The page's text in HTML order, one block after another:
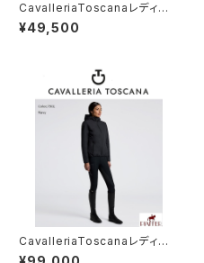
CavalleriaToscanaレディスS
Sシャツ CAD294PA100
¥49,500
CavalleriaToscanaレディー
スBoｍberジャケット GID315